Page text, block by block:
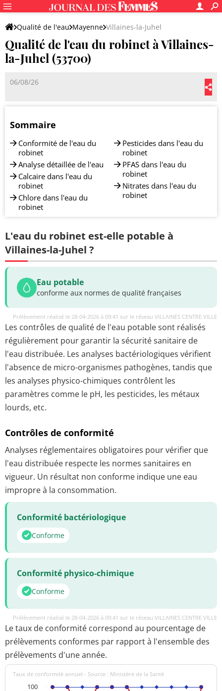
Qualité de l'eau Mayenne Villaines-la-Juhel
Qualité de l'eau du robinet à Villaines-
la-Juhel (53700)
06/08/26
Sommaire
Conformité de l'eau du
robinet
Analyse détaillée de l'eau
Calcaire dans l'eau du
robinet
Chlore dans l'eau du
robinet
Pesticides dans l'eau du
robinet
PFAS dans l'eau du
robinet
Nitrates dans l'eau du
robinet
L'eau du robinet est-elle potable à
Villaines-la-Juhel ?
Eau potable
conforme aux normes de qualité françaises
Prélèvement réalisé le 28-04-2026 à 09:41 sur le réseau VILLAINES CENTRE VILLE
Les contrôles de qualité de l'eau potable sont réalisés
régulièrement pour garantir la sécurité sanitaire de
l'eau distribuée. Les analyses bactériologiques vérifient
l'absence de micro-organismes pathogènes, tandis que
les analyses physico-chimiques contrôlent les
paramètres comme le pH, les pesticides, les métaux
lourds, etc.
Contrôles de conformité
Analyses réglementaires obligatoires pour vérifier que
l'eau distribuée respecte les normes sanitaires en
vigueur. Un résultat non conforme indique une eau
impropre à la consommation.
Conformité bactériologique
Conforme
Conformité physico-chimique
Conforme
Prélèvement réalisé le 28-04-2026 à 09:41 sur le réseau VILLAINES CENTRE VILLE
Le taux de conformité correspond au pourcentage de
prélèvements conformes par rapport à l'ensemble des
prélèvements d'une année.
Taux de conformité annuel - Source : Ministère de la Santé
100